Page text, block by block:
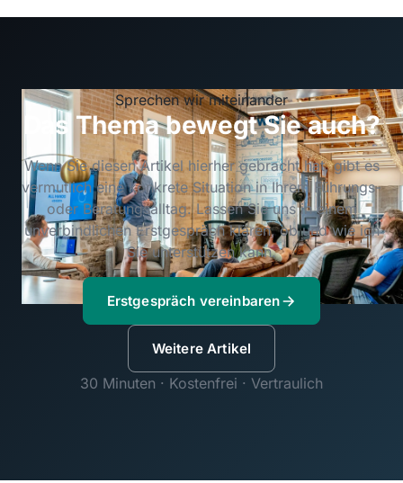
Sprechen wir miteinander
Das Thema bewegt Sie auch?
Wenn Sie diesen Artikel hierher gebracht hat, gibt es
vermutlich eine konkrete Situation in Ihrem Führungs-
oder Beratungsalltag. Lassen Sie uns in einem
unverbindlichen Erstgespräch klären, ob und wie ich
Sie unterstützen kann.
Erstgespräch vereinbaren
Weitere Artikel
30 Minuten · Kostenfrei · Vertraulich